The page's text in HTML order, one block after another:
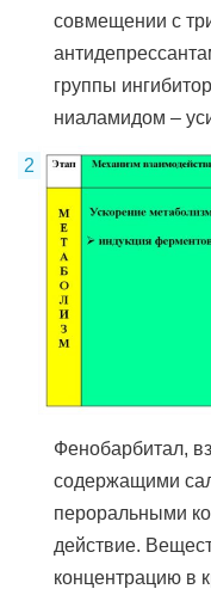
совмещении с
группы
ниаламидом –
Фенобарбитал,
содержащими
пероральными
действие.
концентрацию в